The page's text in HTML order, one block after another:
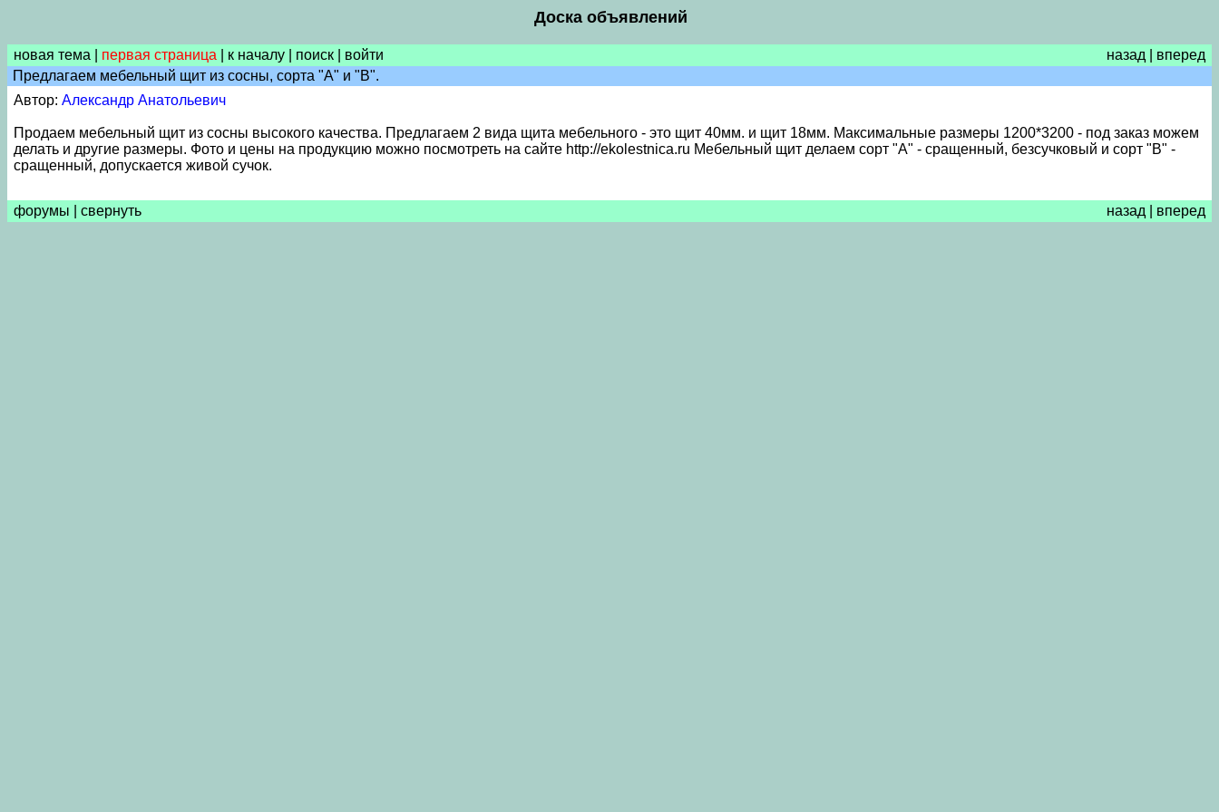
Доска объявлений
новая тема первая страница к началу поиск войти назад
вперед
Предлагаем мебельный щит из сосны, сорта "А" и "B".
Автор: Александр Анатольевич
Продаем мебельный щит из сосны высокого качества. Предлагаем 2 вида щита мебельного - это щит 40мм. и щит 18мм. Максимальные размеры 1200*3200 - под заказ можем
делать и другие размеры. Фото и цены на продукцию можно посмотреть на сайте http://ekolestnica.ru Мебельный щит делаем сорт "А" - сращенный, безсучковый и сорт "B" -
сращенный, допускается живой сучок.
форумы свернуть назад вперед